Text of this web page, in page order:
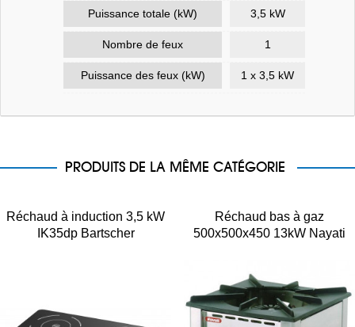
Puissance totale (kW) 3,5 kW
Nombre de feux 1
Puissance des feux (kW) 1 x 3,5 kW
PRODUITS DE LA MÊME CATÉGORIE
Réchaud à induction 3,5 kW
IK35dp Bartscher
Réchaud bas à gaz
500x500x450 13kW Nayati